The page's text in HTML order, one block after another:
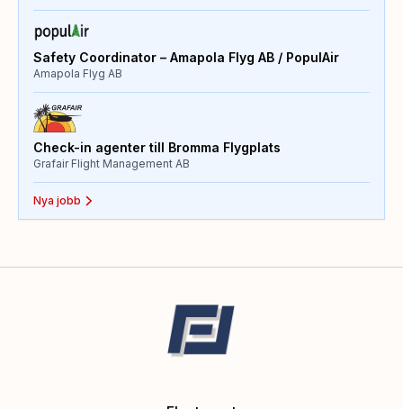
Safety Coordinator – Amapola Flyg AB / PopulAir
Amapola Flyg AB
Check-in agenter till Bromma Flygplats
Grafair Flight Management AB
Nya jobb